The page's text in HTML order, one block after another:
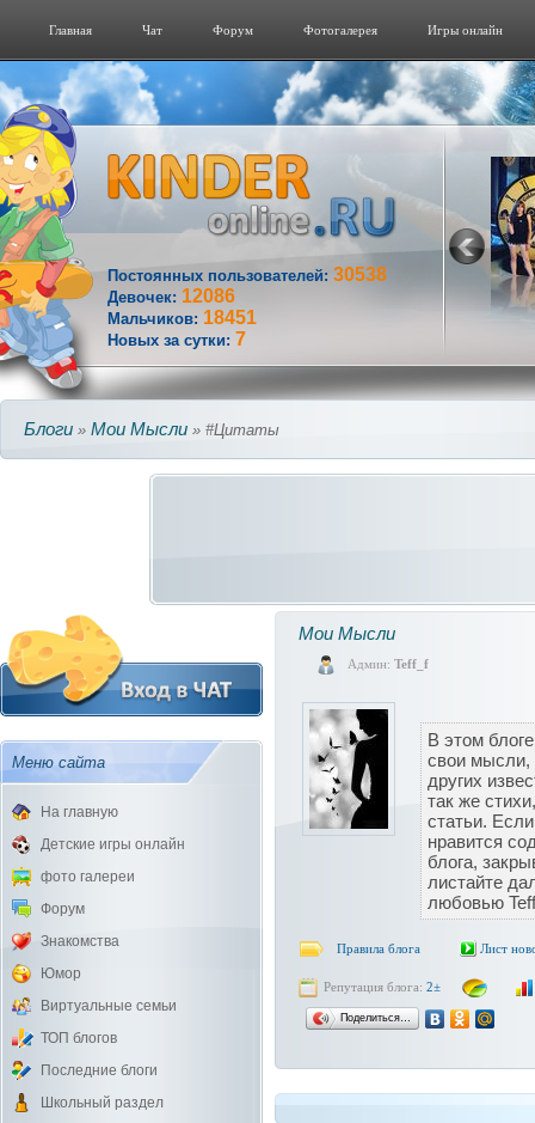
Главная Чат Форум Фотогалерeя Игры онлайн
Постоянных пользователей: 30538
Девочек: 12086
Мальчиков: 18451
Новых за сутки: 7
Блоги » Мои Мысли » #Цитаты
Меню сайта
На главную
Детские игры онлайн
фото галереи
Форум
Знакомства
Юмор
Виртуальные семьи
ТОП блогов
Последние блоги
Школьный раздел
Мои Мысли
Админ: Teff_f
В этом
свои мысли,
других
так же
статьи.
нравится
блога,
листайте
любовью
Правила блога Лист
Репутация блога: 2±
Поделиться…